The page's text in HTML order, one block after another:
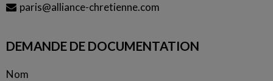
paris@alliance-chretienne.com
DEMANDE DE DOCUMENTATION
Nom